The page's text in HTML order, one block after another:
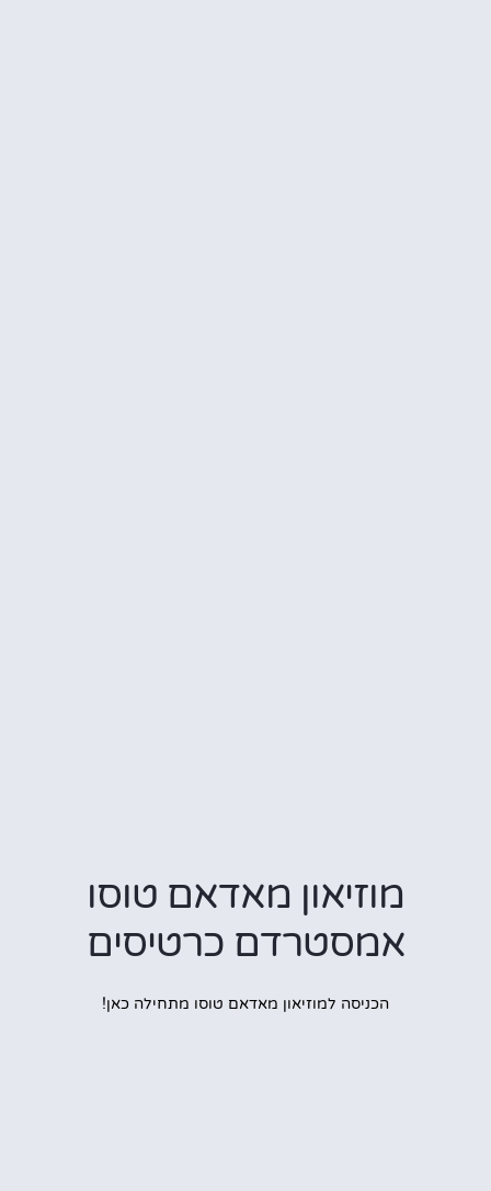
מוזיאון מאדאם טוסו
אמסטרדם כרטיסים
הכניסה למוזיאון מאדאם טוסו מתחילה כאן!